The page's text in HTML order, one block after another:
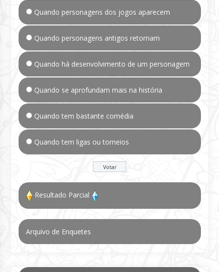
Quando personagens dos jogos aparecem
Quando personagens antigos retornam
Quando há desenvolvimento de um personagem
Quando se aprofundam mais na história
Quando tem bastante comédia
Quando tem ligas ou torneios
Resultado Parcial
Arquivo de Enquetes